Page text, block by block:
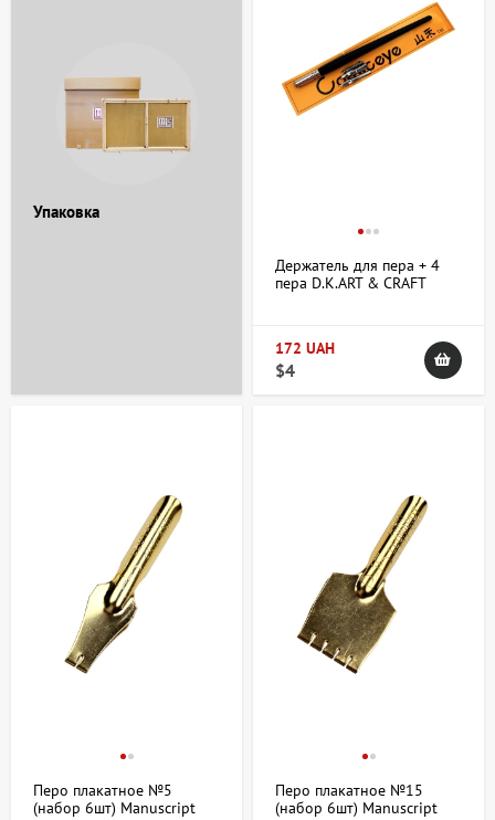
Упаковка
Держатель для пера + 4
пера D.K.ART & CRAFT
172 UAH
$4
Перо плакатное №5
(набор 6шт) Manuscript
Перо плакатное №15
(набор 6шт) Manuscript